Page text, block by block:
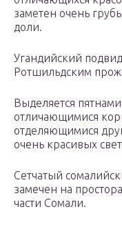
заметен очень
доли.
Угандийский
Ротшильдским
Выделяется
отличающимися
отделяющимися
очень красивых
Сетчатый
замечен на
части Сомали.